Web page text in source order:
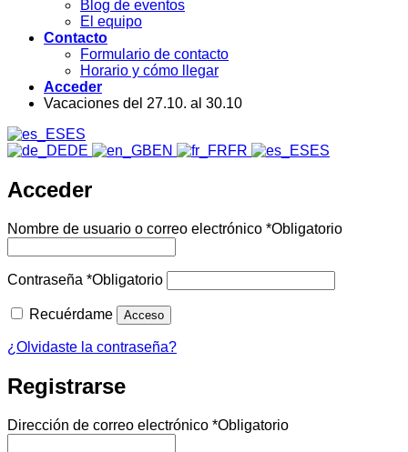
Blog de eventos
El equipo
Contacto
Formulario de contacto
Horario y cómo llegar
Acceder
Vacaciones del 27.10. al 30.10
ES
DE
EN FR ES
Acceder
Nombre de usuario o correo electrónico *Obligatorio
Contraseña *Obligatorio
Recuérdame Acceso
¿Olvidaste la contraseña?
Registrarse
Dirección de correo electrónico *Obligatorio